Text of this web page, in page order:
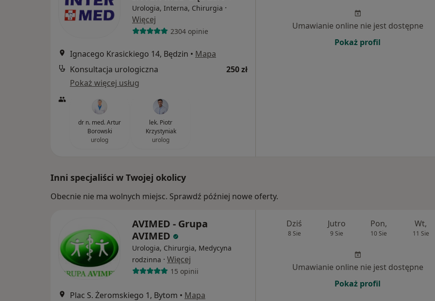
Urologia, Interna, Chirurgia ·
Więcej
2304 opinie
Ignacego Krasickiego 14, Będzin • Mapa
Konsultacja urologiczna
250 zł
Pokaż więcej usług
dr n. med. Artur
Borowski
urolog
lek. Piotr
Krzystyniak
urolog
Umawianie online nie jest dostępne
Pokaż profil
Inni specjaliści w Twojej okolicy
Obecnie nie ma wolnych miejsc. Sprawdź później nowe oferty.
AVIMED - Grupa
AVIMED
Urologia, Chirurgia, Medycyna
rodzinna · Więcej
15 opinii
Plac S. Żeromskiego 1, Bytom • Mapa
Dziś
8 Sie
Jutro
9 Sie
Pon,
10 Sie
Wt,
11 Sie
Umawianie online nie jest dostępne
Pokaż profil